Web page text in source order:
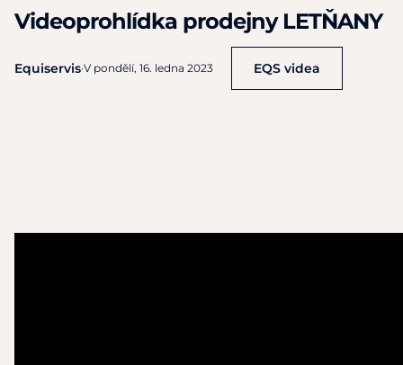
Videoprohlídka prodejny LETŇANY
Equiservis·V pondělí, 16. ledna 2023 EQS videa